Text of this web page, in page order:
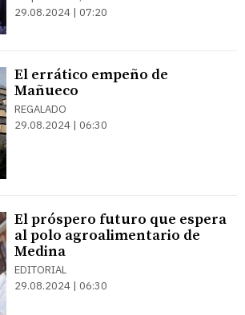
29.08.2024 | 07:20
El errático empeño de
Mañueco
REGALADO
29.08.2024 | 06:30
El próspero futuro que espera
al polo agroalimentario de
Medina
EDITORIAL
29.08.2024 | 06:30